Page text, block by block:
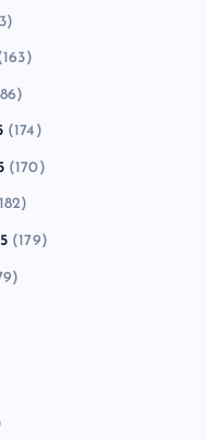
(174)
(170)
(179)